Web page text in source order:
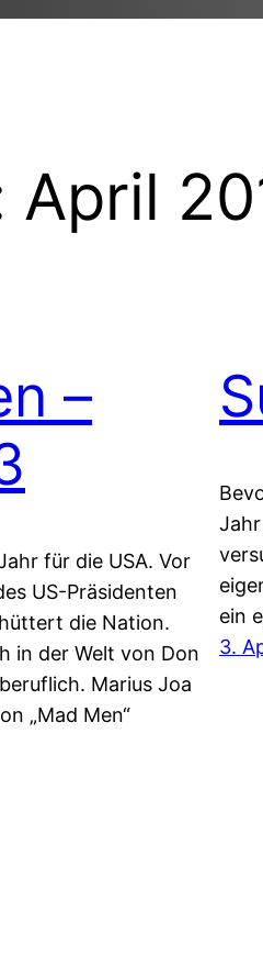
April
–
für die USA. Vor
US-Präsidenten
die Nation.
in der Welt von Don
Marius Joa
„Mad Men“
ein
3.